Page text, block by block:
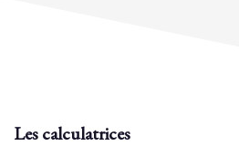
Les calculatrices